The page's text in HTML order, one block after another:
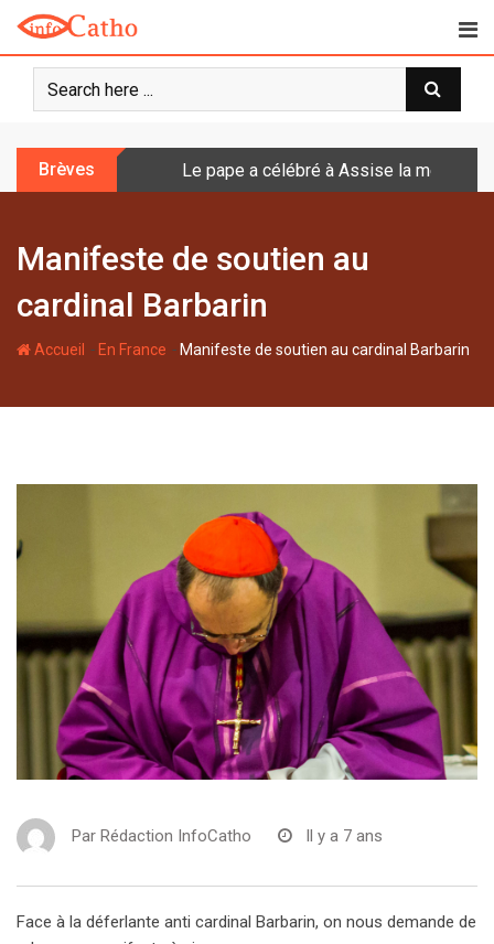
o
Brèves Le pape a célébré à Assise la messe
Manifeste de soutien au
cardinal Barbarin
Accueil - En France - Manifeste de soutien au cardinal Barbarin
Par Rédaction InfoCatho Il y a 7 ans
Face à la déferlante anti cardinal Barbarin, on nous demande de